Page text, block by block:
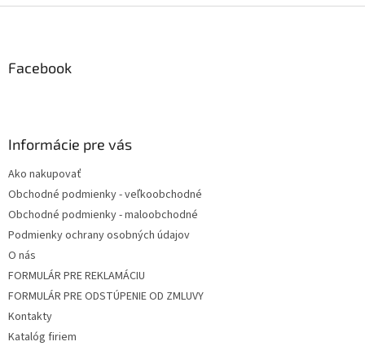
Facebook
Informácie pre vás
Ako nakupovať
Obchodné podmienky - veľkoobchodné
Obchodné podmienky - maloobchodné
Podmienky ochrany osobných údajov
O nás
FORMULÁR PRE REKLAMÁCIU
FORMULÁR PRE ODSTÚPENIE OD ZMLUVY
Kontakty
Katalóg firiem